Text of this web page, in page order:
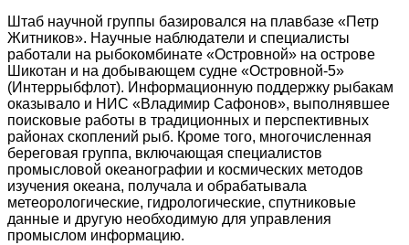
Штаб научной группы базировался на плавбазе «Петр
Житников». Научные наблюдатели и специалисты
работали на рыбокомбинате «Островной» на острове
Шикотан и на добывающем судне «Островной-5»
(Интеррыбфлот). Информационную поддержку рыбакам
оказывало и НИС «Владимир Сафонов», выполнявшее
поисковые работы в традиционных и перспективных
районах скоплений рыб. Кроме того, многочисленная
береговая группа, включающая специалистов
промысловой океанографии и космических методов
изучения океана, получала и обрабатывала
метеорологические, гидрологические, спутниковые
данные и другую необходимую для управления
промыслом информацию.